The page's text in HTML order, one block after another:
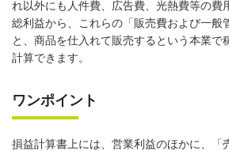
れ以外にも人件費、広告費、光熱費等の費
総利益から、これらの「販売費および一般
と、商品を仕入れて販売するという本業で
計算できます。
ワンポイント
損益計算書上には、営業利益のほかに、「